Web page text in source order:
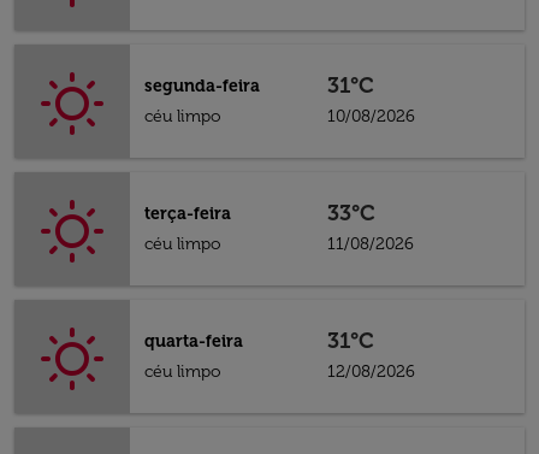
segunda-feira
céu limpo
31°C
10/08/2026
terça-feira
céu limpo
33°C
11/08/2026
quarta-feira
céu limpo
31°C
12/08/2026